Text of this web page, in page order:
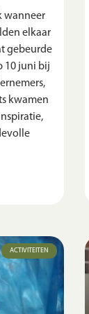
wanneer
elkaar
gebeurde
10 juni bij
kwamen
ACTIVITEITEN